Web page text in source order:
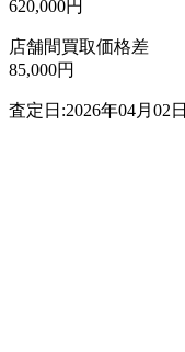
620,000円
店舗間買取価格差
85,000円
査定日:2026年04月02日